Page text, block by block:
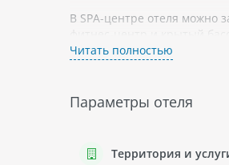
В SPA-центре отеля можно
фитнес-центр и крытый
Гости могут посетить
Гостям отеля MONTECATINI
Читать полностью
Параметры отеля
Территория и